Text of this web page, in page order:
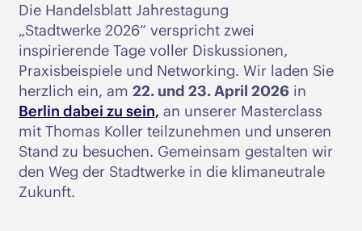
Die Handelsblatt Jahrestagung
„Stadtwerke 2026“ verspricht zwei
inspirierende Tage voller Diskussionen,
Praxisbeispiele und Networking. Wir laden Sie
herzlich ein, am22. und 23. April 2026 in
Berlin dabei zu sein, an unserer Masterclass
mit Thomas Koller teilzunehmen und unseren
Stand zu besuchen. Gemeinsam gestalten wir
den Weg der Stadtwerke in die klimaneutrale
Zukunft.